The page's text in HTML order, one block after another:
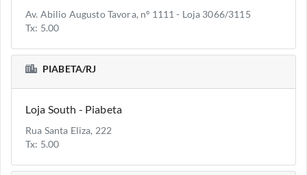
Av. Abilio Augusto Tavora, nº 1111 - Loja 3066/3115
Tx: 5.00
PIABETA/RJ
Loja South - Piabeta
Rua Santa Eliza, 222
Tx: 5.00